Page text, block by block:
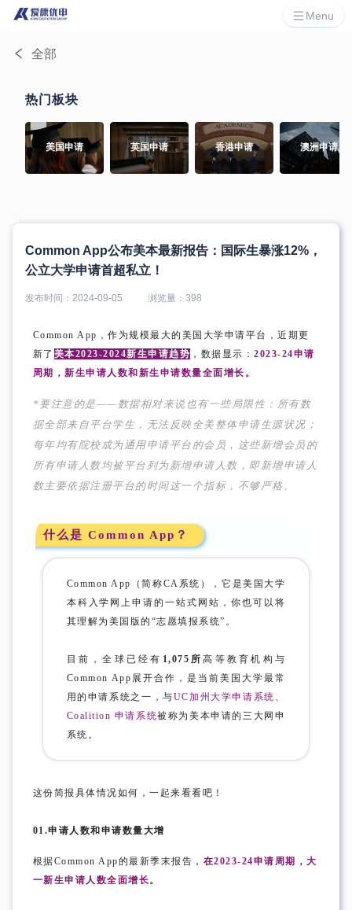
Menu
全部
热门板块
美国申请 英国申请 香港申请 澳洲申请
Common App公布美本最新报告：国际生暴涨12%，
公立大学申请首超私立！
发布时间： 2024-09-05 浏览量： 398
Common App，作为规模最大的美国大学申请平台，近期更
新了 美本2023-2024新生申请趋势 ，数据显示：2023-24申请
周期，新生申请人数和新生申请数量全面增长。
*要注意的是——数据相对来说也有一些局限性：所有数
据全部来自平台学生，无法反映全美整体申请生源状况；
每年均有院校成为通用申请平台的会员，这些新增会员的
所有申请人数均被平台列为新增申请人数，即新增申请人
数主要依据注册平台的时间这一个指标，不够严格。
什么是 Common App？
Common App（简称CA系统），它是美国大学
本科入学网上申请的一站式网站，你也可以将
其理解为美国版的“志愿填报系统”。
目前，全球已经有 1,075所高等教育机构与
Common App展开合作，是当前美国大学最常
用的申请系统之一，与UC加州大学申请系统
Coalition 申请系统被称为美本申请的三大网申
系统。
这份简报具体情况如何，一起来看看吧！
01.申请人数和申请数量大增
根据Common App的最新季末报告， 在2023-24申请周期，大
一新生申请人数全面增长。